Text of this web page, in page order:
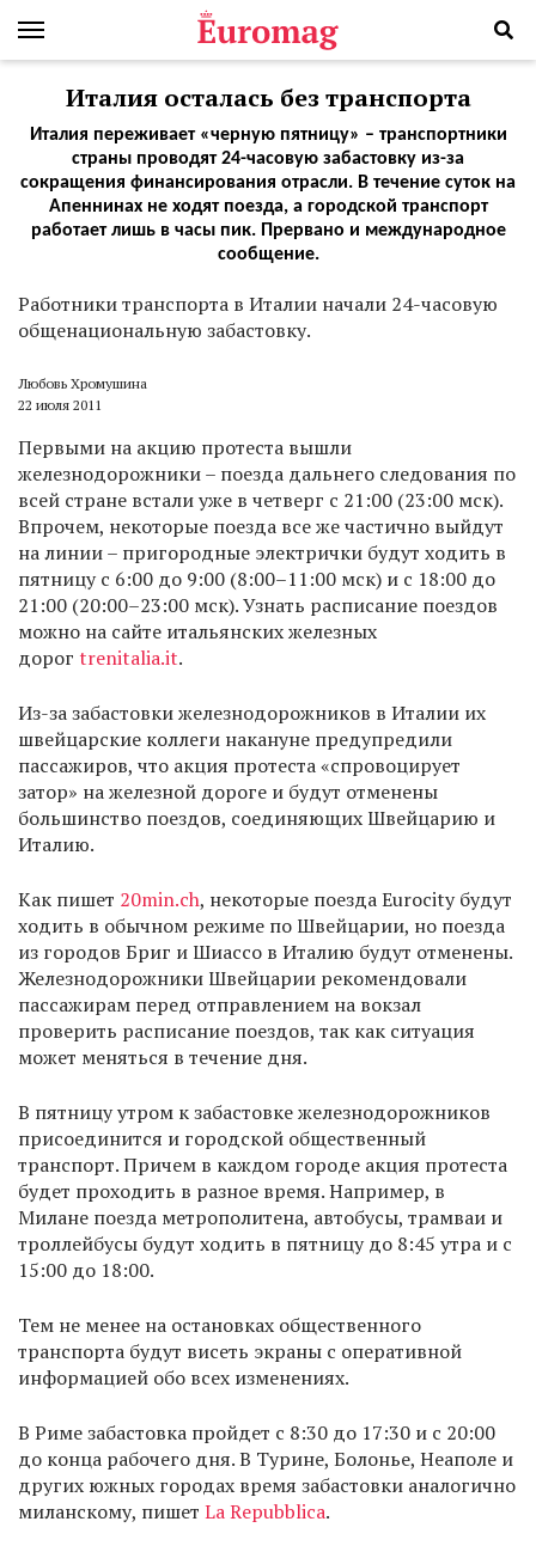
Италия осталась без транспорта
Италия переживает «черную пятницу» – транспортники
страны проводят 24-часовую забастовку из-за
сокращения финансирования отрасли. В течение суток на
Апеннинах не ходят поезда, а городской транспорт
работает лишь в часы пик. Прервано и международное
сообщение.
Работники транспорта в Италии начали 24-часовую
общенациональную забастовку.
Любовь Хромушина
22 июля 2011
Первыми на акцию протеста вышли
железнодорожники – поезда дальнего следования по
всей стране встали уже в четверг с 21:00 (23:00 мск).
Впрочем, некоторые поезда все же частично выйдут
на линии – пригородные электрички будут ходить в
пятницу с 6:00 до 9:00 (8:00–11:00 мск) и с 18:00 до
21:00 (20:00–23:00 мск). Узнать расписание поездов
можно на сайте итальянских железных
дорог trenitalia.it.
Из-за забастовки железнодорожников в Италии их
швейцарские коллеги накануне предупредили
пассажиров, что акция протеста «спровоцирует
затор» на железной дороге и будут отменены
большинство поездов, соединяющих Швейцарию и
Италию.
Как пишет 20min.ch, некоторые поезда Eurocity будут
ходить в обычном режиме по Швейцарии, но поезда
из городов Бриг и Шиассо в Италию будут отменены.
Железнодорожники Швейцарии рекомендовали
пассажирам перед отправлением на вокзал
проверить расписание поездов, так как ситуация
может меняться в течение дня.
В пятницу утром к забастовке железнодорожников
присоединится и городской общественный
транспорт. Причем в каждом городе акция протеста
будет проходить в разное время. Например, в
Милане поезда метрополитена, автобусы, трамваи и
троллейбусы будут ходить в пятницу до 8:45 утра и с
15:00 до 18:00.
Тем не менее на остановках общественного
транспорта будут висеть экраны с оперативной
информацией обо всех изменениях.
В Риме забастовка пройдет с 8:30 до 17:30 и с 20:00
до конца рабочего дня. В Турине, Болонье, Неаполе и
других южных городах время забастовки аналогично
миланскому, пишет La Repubblica.